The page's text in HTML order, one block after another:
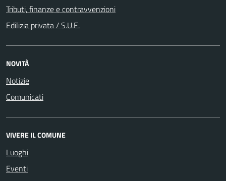
Tributi, finanze e contravvenzioni
Edilizia privata / S.U.E.
NOVITÀ
Notizie
Comunicati
VIVERE IL COMUNE
Luoghi
Eventi